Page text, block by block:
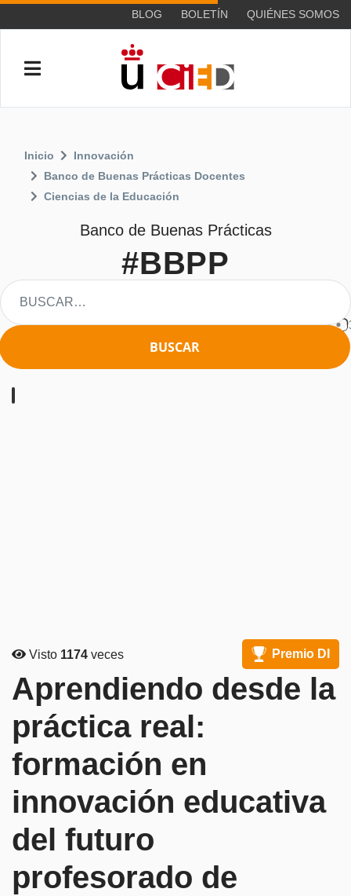
BLOG BOLETÍN QUIÉNES SOMOS
#BBPP
Banco de Buenas Prácticas
Inicio
Innovación
Banco de Buenas Prácticas Docentes
Ciencias de la Educación
BUSCAR
Visto 1174 veces Premio DI
Aprendiendo desde la
práctica real:
formación en
innovación educativa
del futuro
profesorado de